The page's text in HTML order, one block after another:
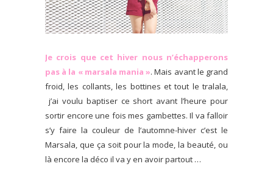
Je crois que cet hiver nous n’échapperons
pas à la « marsala mania ». Mais avant le grand
froid, les collants, les bottines et tout le tralala,
j’ai voulu baptiser ce short avant l’heure pour
sortir encore une fois mes gambettes. Il va falloir
s’y faire la couleur de l’automne-hiver c’est le
Marsala, que ça soit pour la mode, la beauté, ou
là encore la déco il va y en avoir partout …